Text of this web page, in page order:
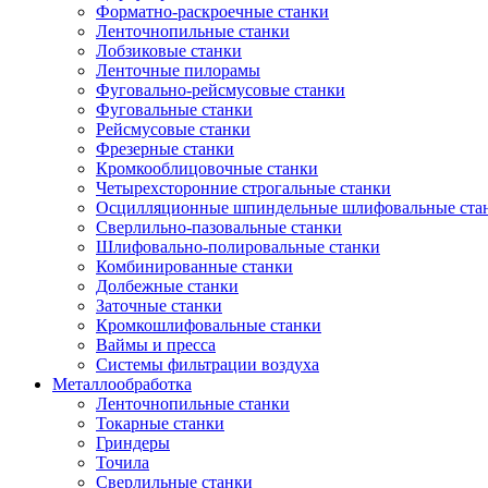
Форматно-раскроечные станки
Ленточнопильные станки
Лобзиковые станки
Ленточные пилорамы
Фуговально-рейсмусовые станки
Фуговальные станки
Рейсмусовые станки
Фрезерные станки
Кромкооблицовочные станки
Четырехсторонние строгальные станки
Осцилляционные шпиндельные шлифовальные
Сверлильно-пазовальные станки
Шлифовально-полировальные станки
Комбинированные станки
Долбежные станки
Заточные станки
Кромкошлифовальные станки
Ваймы и пресса
Системы фильтрации воздуха
Металлообработка
Ленточнопильные станки
Токарные станки
Гриндеры
Точила
Сверлильные станки